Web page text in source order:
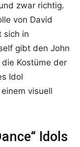
zwar richtig.
von David
sich in
gibt den John
Kostüme der
Idol
visuell
Idols